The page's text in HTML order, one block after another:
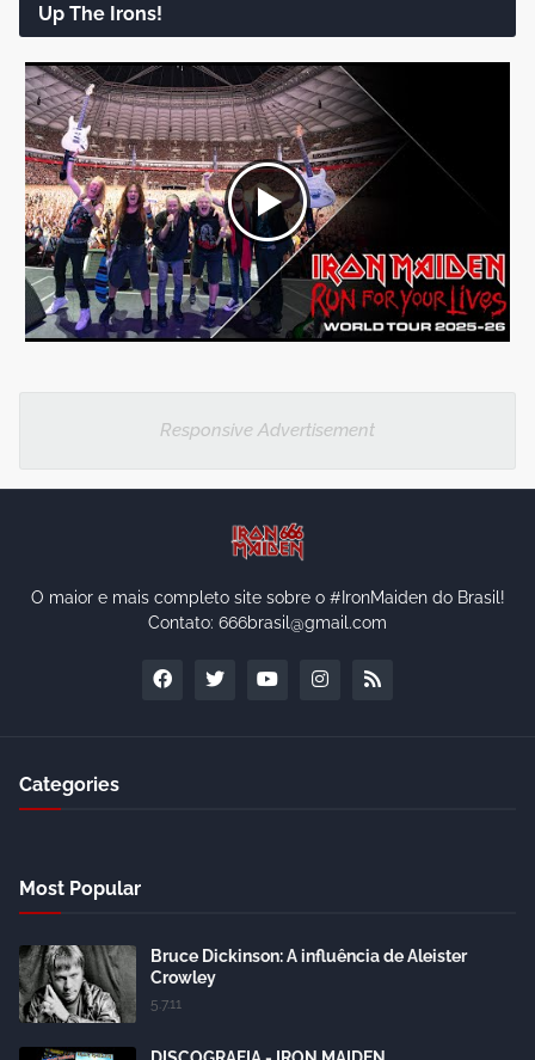
Up The Irons!
Responsive Advertisement
O maior e mais completo site sobre o #IronMaiden do Brasil!
Contato: 666brasil@gmail.com
Categories
Most Popular
Bruce Dickinson: A influência de Aleister
Crowley
5.7.11